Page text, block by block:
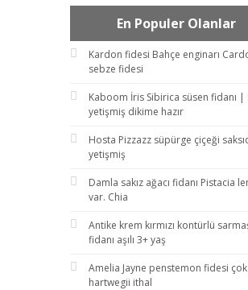
En Populer Olanlar
Kardon fidesi Bahçe enginarı
sebze fidesi
Kaboom İris Sibirica süsen fidanı |
yetişmiş dikime hazır
Hosta Pizzazz süpürge çiçeği
yetişmiş
Damla sakız ağacı fidanı Pistacia
var. Chia
Antike krem kırmızı kontürlü
fidanı aşılı 3+ yaş
Amelia Jayne penstemon fidesi çok
hartwegii ithal